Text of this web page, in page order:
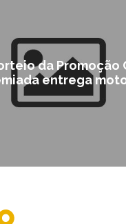
da Promoção
entrega